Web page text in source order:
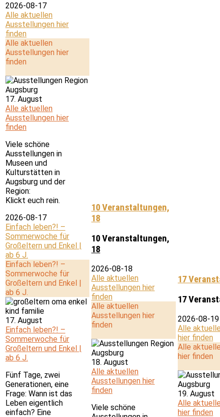
2026-08-17
Alle aktuellen
Ausstellungen hier
finden
Alle aktuellen
Ausstellungen hier
finden
17. August
Alle aktuellen
Ausstellungen hier
finden
Viele schöne
Ausstellungen in
Museen und
Kulturstätten in
Augsburg und der
Region:
Klickt euch rein.
2026-08-17
Einfach leben?! –
Sommerwoche für
Großeltern und Enkel |
ab 6 J.
Einfach leben?! –
Sommerwoche für
Großeltern und Enkel |
ab 6 J.
17. August
Einfach leben?! –
Sommerwoche für
Großeltern und Enkel |
ab 6 J.
Fünf Tage, zwei
Generationen, eine
Frage: Wann ist das
Leben eigentlich
einfach? Eine
10 Veranstaltungen,
18
10 Veranstaltungen,
18
2026-08-18
Alle aktuellen
Ausstellungen hier
finden
Alle aktuellen
Ausstellungen hier
finden
18. August
Alle aktuellen
Ausstellungen hier
finden
Viele schöne
17
17
2026-08-19
Alle
hier finden
Alle
hier finden
19. August
Alle
hier finden